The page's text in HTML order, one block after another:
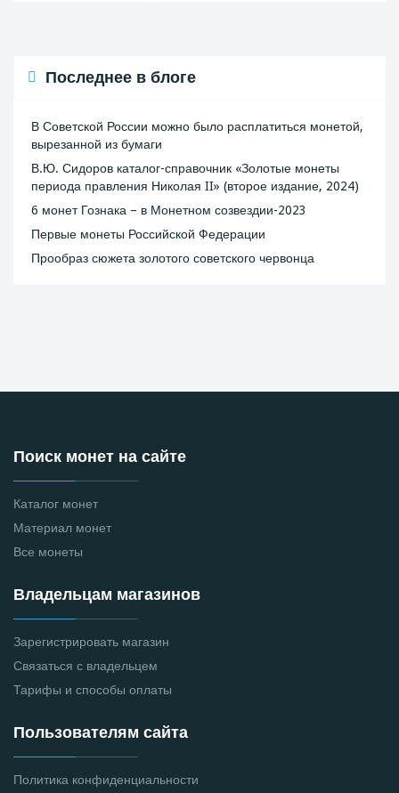
Последнее в блоге
В Советской России можно было расплатиться монетой,
вырезанной из бумаги
В.Ю. Сидоров каталог-справочник «Золотые монеты
периода правления Николая II» (второе издание, 2024)
6 монет Гознака – в Монетном созвездии-2023
Первые монеты Российской Федерации
Прообраз сюжета золотого советского червонца
Поиск монет на сайте
Каталог монет
Материал монет
Все монеты
Владельцам магазинов
Зарегистрировать магазин
Связаться с владельцем
Тарифы и способы оплаты
Пользователям сайта
Политика конфиденциальности